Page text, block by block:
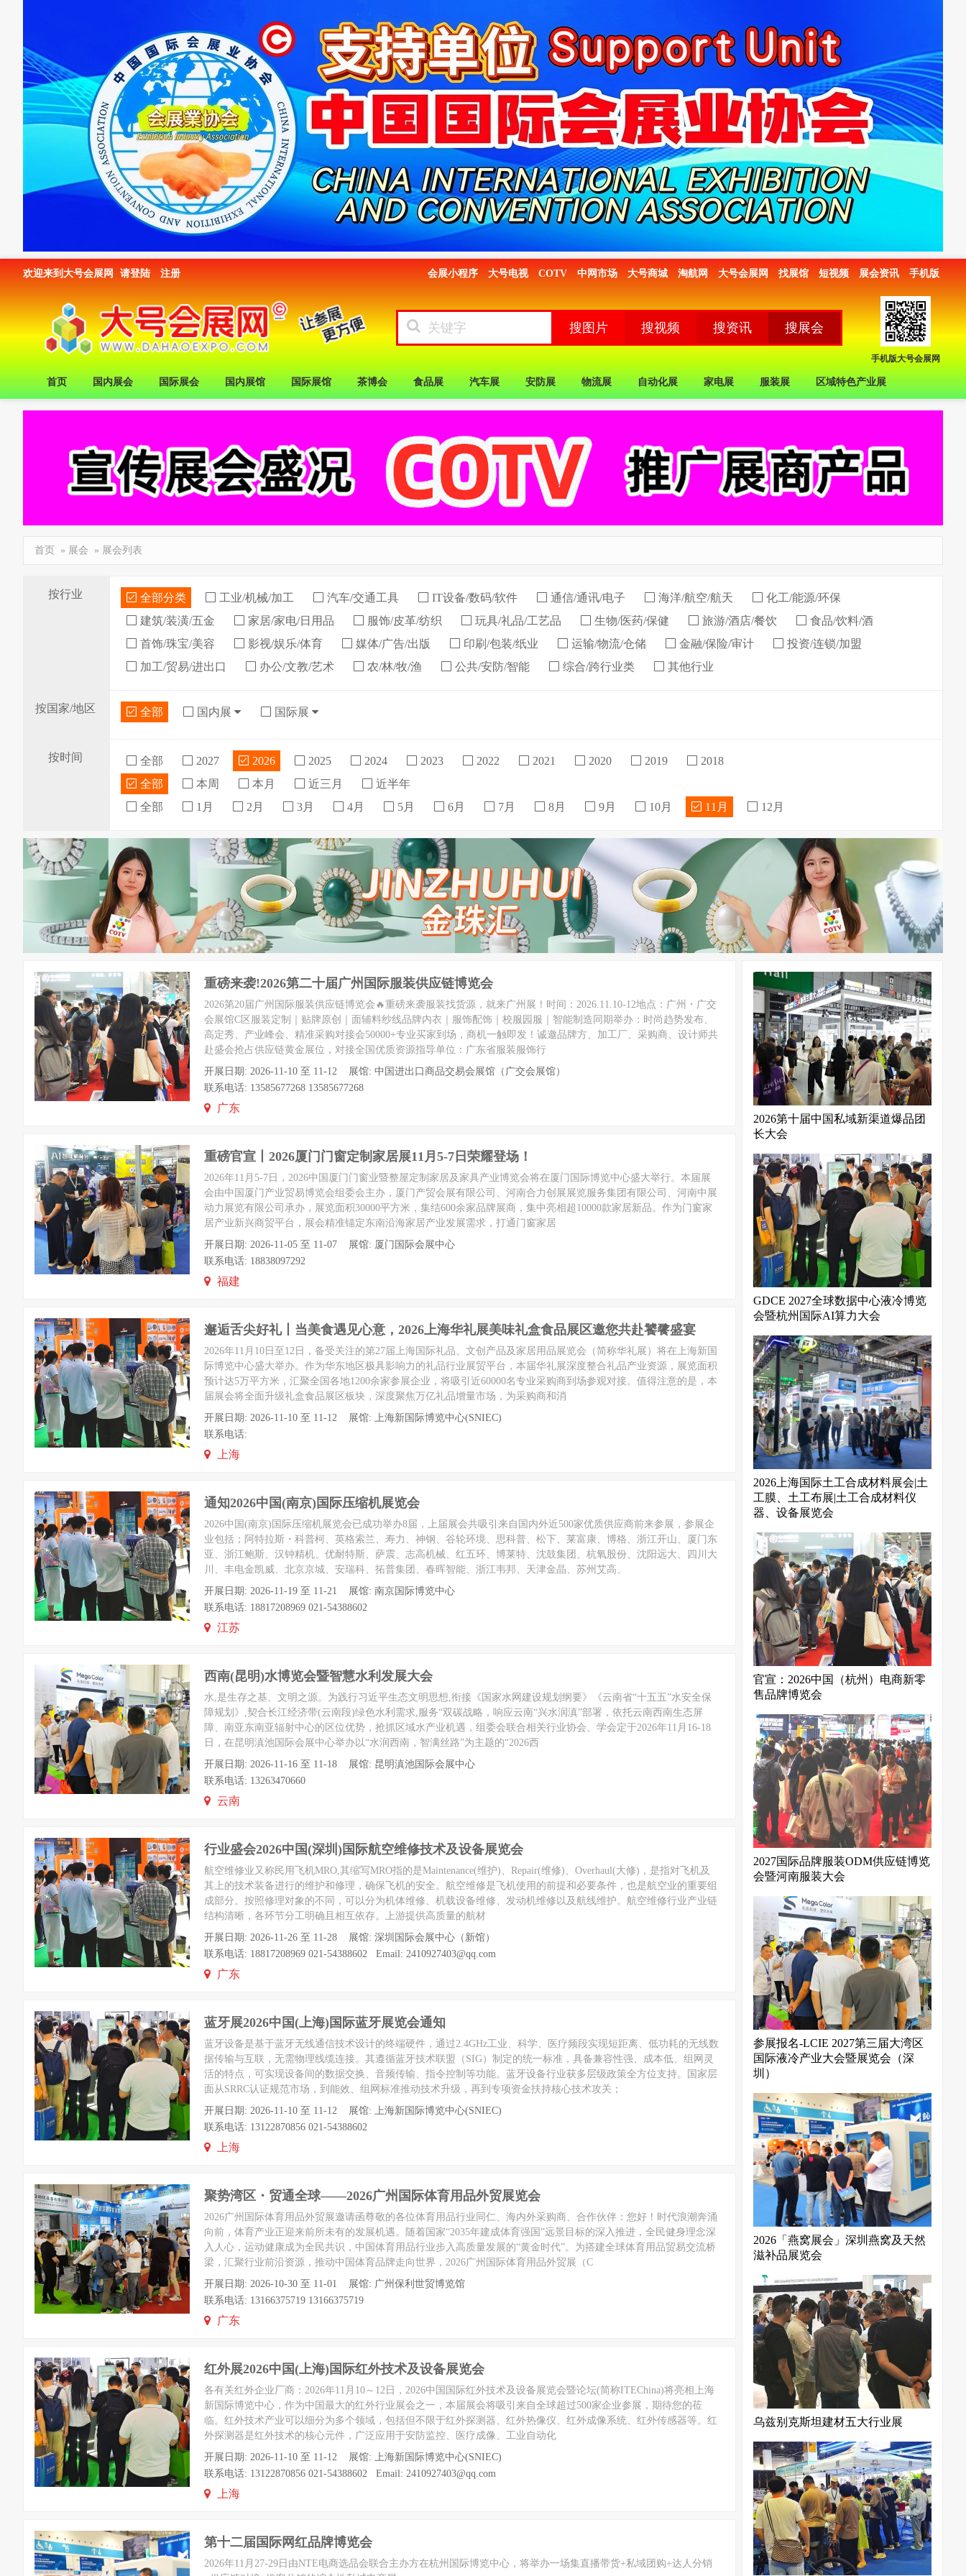
欢迎来到大号会展网 请登陆 注册 会展小程序 大号电视 COTV 中网市场 大号商城 淘航网 大号会展网 找展馆 短视频 展会资讯 手机版
手机版大号会展网
首页 国内展会 国际展会 国内展馆 国际展馆 茶博会 食品展 汽车展 安防展 物流展 自动化展 家电展 服装展 区域特色产业展
首页 » 展会 » 展会列表
按行业 全部分类 工业/机械/加工 汽车/交通工具 IT设备/数码/软件 通信/通讯/电子 海洋/航空/航天
化工/能源/环保
建筑/装潢/五金
家居/家电/日用品 服饰/皮革/纺织 玩具/礼品/工艺品 生物/医药/保健 旅游/酒店/餐饮
食品/饮料/酒
首饰/珠宝/美容
影视/娱乐/体育 媒体/广告/出版 印刷/包装/纸业 运输/物流/仓储 金融/保险/审计
投资/连锁/加盟
加工/贸易/进出口
办公/文教/艺术 农/林/牧/渔 公共/安防/智能 综合/跨行业类 其他行业
按国家/地区 全部 国内展 国际展
按时间 全部 2027 2026 2025 2024 2023 2022 2021 2020 2019
2018
全部
本周 本月 近三月
近半年
全部
1月 2月 3月 4月 5月 6月 7月 8月 9月 10月 11月 12月
重磅来袭!2026第二十届广州国际服装供应链博览会
2026第20届广州国际服装供应链博览会🔥重磅来袭服装找货源，就来广州展！时间：2026.11.10-12地点：广州・广交
会展馆C区服装定制｜贴牌原创｜面辅料纱线品牌内衣｜服饰配饰｜校服园服｜智能制造同期举办：时尚趋势发布、
高定秀、产业峰会、精准采购对接会50000+专业买家到场，商机一触即发！诚邀品牌方、加工厂、采购商、设计师共
赴盛会抢占供应链黄金展位，对接全国优质资源指导单位：广东省服装服饰行
开展日期: 2026-11-10 至 11-12 展馆: 中国进出口商品交易会展馆（广交会展馆）
联系电话: 13585677268 13585677268
广东
重磅官宣丨2026厦门门窗定制家居展11月5-7日荣耀登场！
2026年11月5-7日，2026中国厦门门窗业暨整屋定制家居及家具产业博览会将在厦门国际博览中心盛大举行。本届展
会由中国厦门产业贸易博览会组委会主办，厦门产贸会展有限公司、河南合力创展展览服务集团有限公司、河南中展
动力展览有限公司承办，展览面积30000平方米，集结600余家品牌展商，集中亮相超10000款家居新品。作为门窗家
居产业新兴商贸平台，展会精准锚定东南沿海家居产业发展需求，打通门窗家居
开展日期: 2026-11-05 至 11-07 展馆: 厦门国际会展中心
联系电话: 18838097292
福建
邂逅舌尖好礼丨当美食遇见心意，2026上海华礼展美味礼盒食品展区邀您共赴饕餮盛宴
2026年11月10日至12日，备受关注的第27届上海国际礼品、文创产品及家居用品展览会（简称华礼展）将在上海新国
际博览中心盛大举办。作为华东地区极具影响力的礼品行业展贸平台，本届华礼展深度整合礼品产业资源，展览面积
预计达5万平方米，汇聚全国各地1200余家参展企业，将吸引近60000名专业采购商到场参观对接。值得注意的是，本
届展会将全面升级礼盒食品展区板块，深度聚焦万亿礼品增量市场，为采购商和消
开展日期: 2026-11-10 至 11-12 展馆: 上海新国际博览中心(SNIEC)
联系电话:
上海
通知2026中国(南京)国际压缩机展览会
2026中国(南京)国际压缩机展览会已成功举办8届，上届展会共吸引来自国内外近500家优质供应商前来参展，参展企
业包括；阿特拉斯・科普柯、英格索兰、寿力、神钢、谷轮环境、思科普、松下、莱富康、博格、浙江开山、厦门东
亚、浙江鲍斯、汉钟精机、优耐特斯、萨震、志高机械、红五环、博莱特、沈鼓集团、杭氧股份、沈阳远大、四川大
川、丰电金凯威、北京京城、安瑞科、拓普集团、春晖智能、浙江韦邦、天津金晶、苏州艾高、
开展日期: 2026-11-19 至 11-21 展馆: 南京国际博览中心
联系电话: 18817208969 021-54388602
江苏
西南(昆明)水博览会暨智慧水利发展大会
水,是生存之基、文明之源。为践行习近平生态文明思想,衔接《国家水网建设规划纲要》《云南省“十五五”水安全保
障规划》,契合长江经济带(云南段)绿色水利需求,服务“双碳战略，响应云南“兴水润滇”部署，依托云南西南生态屏
障、南亚东南亚辐射中心的区位优势，抢抓区域水产业机遇，组委会联合相关行业协会、学会定于2026年11月16-18
日，在昆明滇池国际会展中心举办以“水润西南，智满丝路”为主题的“2026西
开展日期: 2026-11-16 至 11-18 展馆: 昆明滇池国际会展中心
联系电话: 13263470660
云南
行业盛会2026中国(深圳)国际航空维修技术及设备展览会
航空维修业又称民用飞机MRO,其缩写MRO指的是Maintenance(维护)、Repair(维修)、Overhaul(大修)，是指对飞机及
其上的技术装备进行的维护和修理，确保飞机的安全。航空维修是飞机使用的前提和必要条件，也是航空业的重要组
成部分。按照修理对象的不同，可以分为机体维修、机载设备维修、发动机维修以及航线维护。航空维修行业产业链
结构清晰，各环节分工明确且相互依存。上游提供高质量的航材
开展日期: 2026-11-26 至 11-28 展馆: 深圳国际会展中心（新馆）
联系电话: 18817208969 021-54388602 Email: 2410927403@qq.com
广东
蓝牙展2026中国(上海)国际蓝牙展览会通知
蓝牙设备是基于蓝牙无线通信技术设计的终端硬件，通过2.4GHz工业、科学、医疗频段实现短距离、低功耗的无线数
据传输与互联，无需物理线缆连接。其遵循蓝牙技术联盟（SIG）制定的统一标准，具备兼容性强、成本低、组网灵
活的特点，可实现设备间的数据交换、音频传输、指令控制等功能。蓝牙设备行业获多层级政策全方位支持。国家层
面从SRRC认证规范市场，到能效、组网标准推动技术升级，再到专项资金扶持核心技术攻关；
开展日期: 2026-11-10 至 11-12 展馆: 上海新国际博览中心(SNIEC)
联系电话: 13122870856 021-54388602
上海
聚势湾区・贸通全球——2026广州国际体育用品外贸展览会
2026广州国际体育用品外贸展邀请函尊敬的各位体育用品行业同仁、海内外采购商、合作伙伴：您好！时代浪潮奔涌
向前，体育产业正迎来前所未有的发展机遇。随着国家“2035年建成体育强国”远景目标的深入推进，全民健身理念深
入人心，运动健康成为全民共识，中国体育用品行业步入高质量发展的“黄金时代”。为搭建全球体育用品贸易交流桥
梁，汇聚行业前沿资源，推动中国体育品牌走向世界，2026广州国际体育用品外贸展（C
开展日期: 2026-10-30 至 11-01 展馆: 广州保利世贸博览馆
联系电话: 13166375719 13166375719
广东
红外展2026中国(上海)国际红外技术及设备展览会
各有关红外企业厂商：2026年11月10～12日，2026中国国际红外技术及设备展览会暨论坛(简称ITEChina)将亮相上海
新国际博览中心，作为中国最大的红外行业展会之一，本届展会将吸引来自全球超过500家企业参展，期待您的莅
临。红外技术产业可以细分为多个领域，包括但不限于红外探测器、红外热像仪、红外成像系统、红外传感器等。红
外探测器是红外技术的核心元件，广泛应用于安防监控、医疗成像、工业自动化
开展日期: 2026-11-10 至 11-12 展馆: 上海新国际博览中心(SNIEC)
联系电话: 13122870856 021-54388602 Email: 2410927403@qq.com
上海
第十二届国际网红品牌博览会
2026年11月27-29日由NTE电商选品会联合主办方在杭州国际博览中心，将举办一场集直播带货+私域团购+达人分销
2026第十届中国私域新渠道爆品团
长大会
GDCE 2027全球数据中心液冷博览
会暨杭州国际AI算力大会
2026上海国际土工合成材料展会|土
工膜、土工布展|土工合成材料仪
器、设备展览会
官宣：2026中国（杭州）电商新零
售品牌博览会
2027国际品牌服装ODM供应链博览
会暨河南服装大会
参展报名-LCIE 2027第三届大湾区
国际液冷产业大会暨展览会（深
圳）
2026「燕窝展会」深圳燕窝及天然
滋补品展览会
乌兹别克斯坦建材五大行业展